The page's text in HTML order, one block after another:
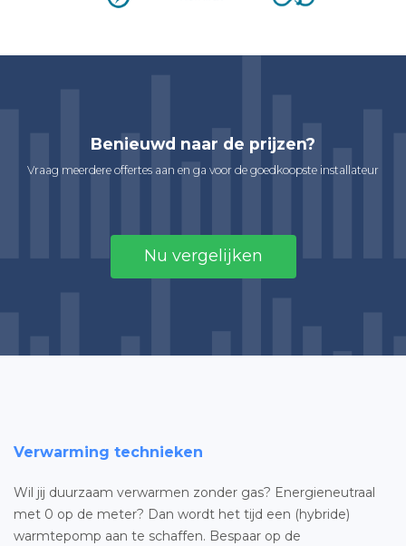
Benieuwd naar de prijzen?
Vraag meerdere offertes aan en ga voor de goedkoopste installateur
Nu vergelijken
Verwarming technieken
Wil jij duurzaam verwarmen zonder gas? Energieneutraal
met 0 op de meter? Dan wordt het tijd een (hybride)
warmtepomp aan te schaffen. Bespaar op de